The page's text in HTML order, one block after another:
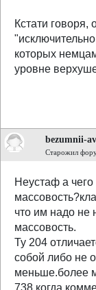
Кстати
которых
уровне
bezumnii-
Старожил
Неустаф а
что им надо не
массовость.
Ту 204
собой либо не
меньше.более
738.когда